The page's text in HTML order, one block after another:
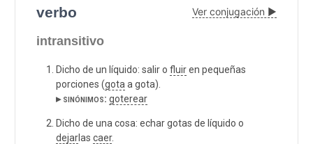
verbo Ver conjugación ▶
intransitivo
Dicho de un líquido: salir o fluiren pequeñas
porciones (gota a gota).
▸ sinónimos: goterear
Dicho de una cosa: echar gotas de líquido o
dejarlas caer.